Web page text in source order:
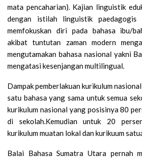
mata pencaharian). Kajian linguistik
dengan istilah linguistik paedagogis
memfokuskan diri pada bahasa ibu/
akibat tuntutan zaman modern
mengutamakan bahasa nasional yakni
mengatasi kesenjangan multilingual.
Dampak pemberlakuan kurikulum
satu bahasa yang sama untuk semua
kurikulum nasional yang posisinya 80
di sekolah.Kemudian untuk 20
kurikulum muatan lokal dan kurikuum
Balai Bahasa Sumatra Utara pernah